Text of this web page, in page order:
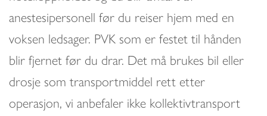
anestesipersonell før du reiser hjem med en
voksen ledsager. PVK som er festet til hånden
blir fjernet før du drar. Det må brukes bil eller
drosje som transportmiddel rett etter
operasjon, vi anbefaler ikke kollektivtransport